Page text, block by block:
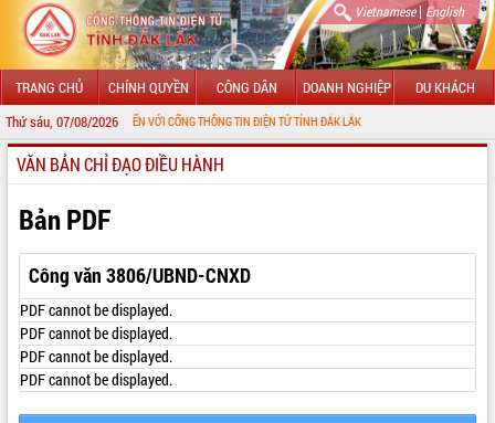
Vietnamese| English
TRANG CHỦ CHÍNH QUYỀN CÔNG DÂN DOANH NGHIỆP DU KHÁCH
Thứ sáu, 07/08/2026
CHÀO MỪNG ĐẾN VỚI CỔNG THÔNG TIN ĐIỆN TỬ TỈNH ĐẮK LẮK
GIỚI THIỆU
LÃNH ĐẠO UBND TỈNH
TIN TỨC SỰ KIỆN
SỞ, BAN, NGÀNH
UBND CÁC XÃ, PHƯỜNG
THÔNG TIN CHỈ ĐẠO ĐIỀU HÀNH
VĂN BẢN CHỈ ĐẠO ĐIỀU HÀNH
Bản PDF
Công văn 3806/UBND-CNXD
PDF cannot be displayed.
PDF cannot be displayed.
PDF cannot be displayed.
PDF cannot be displayed.